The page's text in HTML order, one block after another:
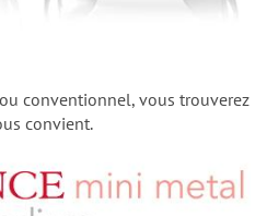
conventionnel, vous trouverez
convient.